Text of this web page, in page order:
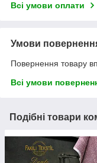
Всі умови оплати
Умови
Повернення товару
Всі умови
Подібні товари